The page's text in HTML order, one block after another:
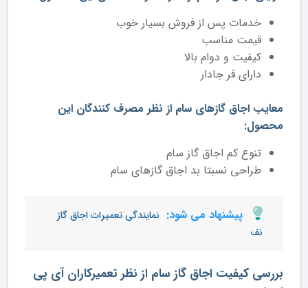
خدمات پس از فروش بسیار خوب
قیمت مناسب
کیفیت و دوام بالا
دارای فر جادار
معایب اجاق گازهای سام از نظر مصرف کنندگان این
محصول:
تنوع کم اجاق گاز سام
طراحی نسبتا بد اجاق گازهای سام
پیشنهاد می شود: نمایندگی تعمیرات اجاق گاز
نف
بررسی کیفیت اجاق گاز سام از نظر تعمیرکاران آی پی